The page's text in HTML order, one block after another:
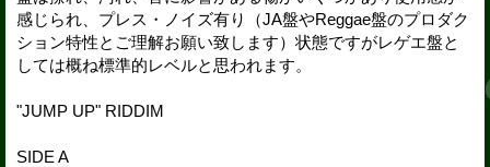
感じられ、プレス・ノイズ有り（JA盤やReggae盤のプロダク
ション特性とご理解お願い致します）状態ですがレゲエ盤と
しては概ね標準的レベルと思われます。
"JUMP UP" RIDDIM
SIDE A